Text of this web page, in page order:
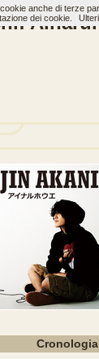
Cronologia
anche di terze
dei cookie.